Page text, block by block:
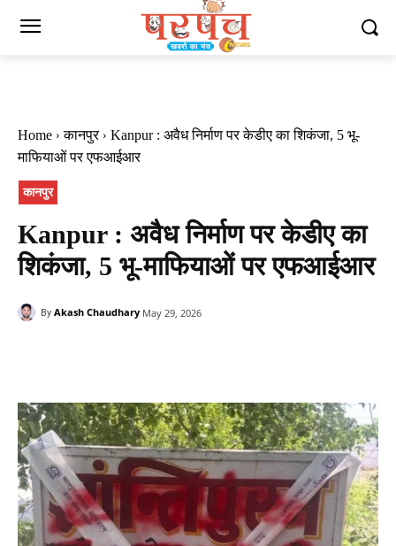
Home कानपुर
Kanpur : अवैध निर्माण पर केडीए का शिकंजा, 5 भू-
माफियाओं पर एफआईआर
कानपुर
Kanpur : अवैध निर्माण पर केडीए का
शिकंजा, 5 भू-माफियाओं पर एफआईआर
By Akash Chaudhary May 29, 2026